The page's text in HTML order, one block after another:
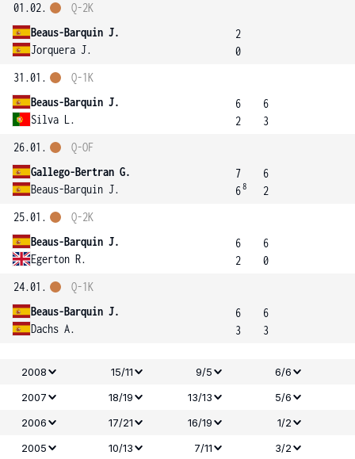
01.02.
Beaus-Barquin J.
Jorquera J.
Q-2K
2
0
31.01.
Beaus-Barquin J.
Silva L.
Q-1K
6
2
6
3
26.01.
Gallego-Bertran G.
Beaus-Barquin J.
Q-OF
7
68
6
2
25.01.
Beaus-Barquin J.
Egerton R.
Q-2K
6
2
6
0
24.01.
Beaus-Barquin J.
Dachs A.
Q-1K
6
3
6
3
2008 15/11 9/5
6/6
2007
18/19 13/13
5/6
2006
17/21 16/19
1/2
2005
10/13 7/11
3/2